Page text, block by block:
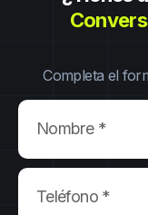
Completa el
Nombre *
Teléfono *